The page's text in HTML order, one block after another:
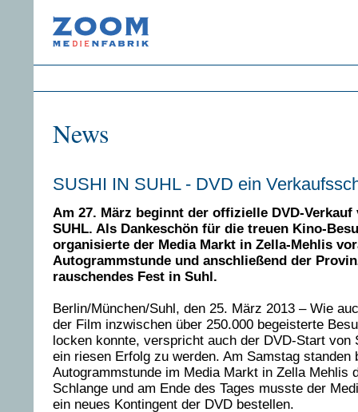
News
SUSHI IN SUHL - DVD ein
Am 27. März beginnt der offizielle DVD-Verkauf
SUHL. Als Dankeschön für die treuen Kino-
organisierte der Media Markt in Zella-Mehlis
Autogrammstunde und anschließend der
rauschendes Fest in Suhl.
Berlin/München/Suhl, den 25. März 2013 – Wie
der Film inzwischen über 250.000 begeisterte
locken konnte, verspricht auch der DVD-Start von
ein riesen Erfolg zu werden. Am Samstag standen
Autogrammstunde im Media Markt in Zella Mehlis
Schlange und am Ende des Tages musste der
ein neues Kontingent der DVD bestellen.